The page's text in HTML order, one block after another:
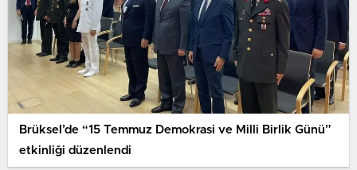
Brüksel’de “15 Temmuz Demokrasi ve Milli Birlik Günü”
etkinliği düzenlendi